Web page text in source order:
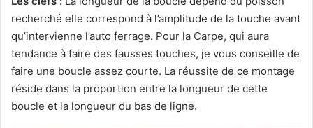
recherché elle correspond à l’amplitude de la touche avant
qu’intervienne l’auto ferrage. Pour la Carpe, qui aura
tendance à faire des fausses touches, je vous conseille de
faire une boucle assez courte. La réussite de ce montage
réside dans la proportion entre la longueur de cette
boucle et la longueur du bas de ligne.